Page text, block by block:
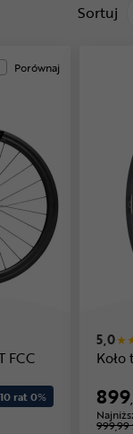
Sortuj
Porównaj
FCC
10 rat 0%
5,0
Koło
899
999,99